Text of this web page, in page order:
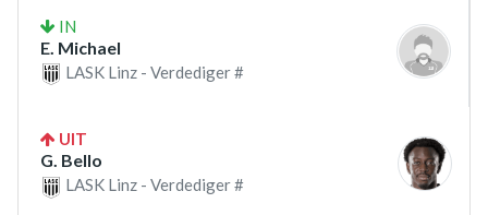
IN
E. Michael
LASK Linz - Verdediger #
UIT
G. Bello
LASK Linz - Verdediger #